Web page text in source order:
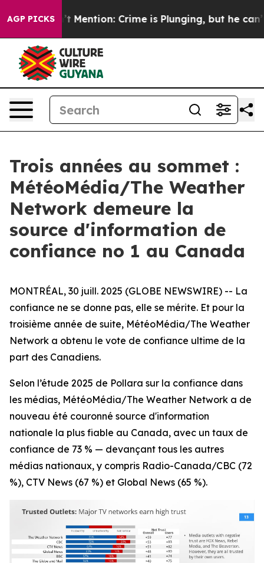
AGP PICKS
Won’t Mention: Crime is Plunging, but he can’t
Trois années au sommet :
MétéoMédia/The Weather
Network demeure la
source d'information de
confiance no 1 au Canada
MONTRÉAL, 30 juill. 2025 (GLOBE NEWSWIRE) -- La
confiance ne se donne pas, elle se mérite. Et pour la
troisième année de suite, MétéoMédia/The Weather
Network a obtenu le vote de confiance ultime de la
part des Canadiens.
Selon l’étude 2025 de Pollara sur la confiance dans
les médias, MétéoMédia/The Weather Network a de
nouveau été couronné source d'information
nationale la plus fiable au Canada, avec un taux de
confiance de 73 % — devançant tous les autres
médias nationaux, y compris Radio-Canada/CBC (72
%), CTV News (67 %) et Global News (65 %).